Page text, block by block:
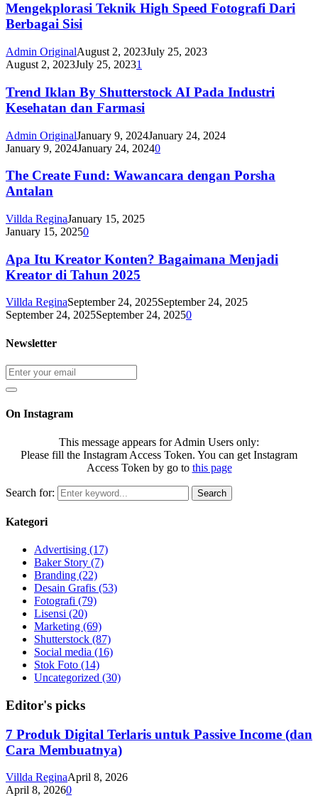
Mengekplorasi Teknik High Speed Fotografi Dari
Berbagai Sisi
Admin OriginalAugust 2, 2023July 25, 2023
August 2, 2023July 25, 20231
Trend Iklan By Shutterstock AI Pada Industri
Kesehatan dan Farmasi
Admin OriginalJanuary 9, 2024January 24, 2024
January 9, 2024January 24, 20240
The Create Fund: Wawancara dengan Porsha
Antalan
Villda ReginaJanuary 15, 2025
January 15, 20250
Apa Itu Kreator Konten? Bagaimana Menjadi
Kreator di Tahun 2025
Villda ReginaSeptember 24, 2025September 24, 2025
September 24, 2025September 24, 20250
Newsletter
On Instagram
This message appears for Admin Users only:
Please fill the Instagram Access Token. You can get Instagram
Access Token by go to this page
Search for: Search
Kategori
Advertising (17)
Baker Story (7)
Branding (22)
Desain Grafis (53)
Fotografi (79)
Lisensi (20)
Marketing (69)
Shutterstock (87)
Social media (16)
Stok Foto (14)
Uncategorized (30)
Editor's picks
7 Produk Digital Terlaris untuk Passive Income (dan
Cara Membuatnya)
Villda ReginaApril 8, 2026
April 8, 20260